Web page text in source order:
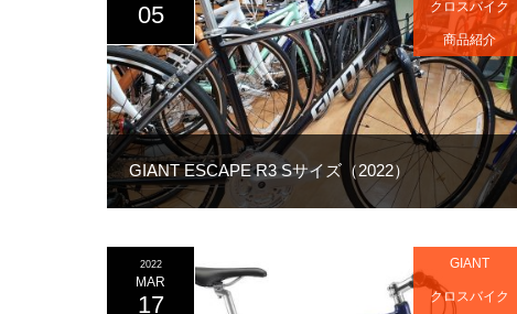
GIANT ESCAPE R3 Sサイズ（2022）
05 クロスバイク
商品紹介
2022
MAR
17
GIANT
クロスバイク